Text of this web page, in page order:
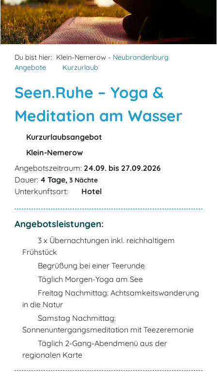
Du bist hier: Klein-Nemerow - Neubrandenburg
Angebote
Kurzurlaub
Seen.Ruhe – Yoga &
Meditation am Wasser
Kurzurlaubsangebot
Klein-Nemerow
Angebotszeitraum: 24.09. bis 27.09.2026
Dauer: 4 Tage, 3 Nächte
Unterkunftsart: Hotel
Angebotsleistungen:
3 x Übernachtungen inkl. reichhaltigem
Frühstück
Begrüßung bei einer Teerunde
Täglich Morgen-Yoga am See
Freitag Nachmittag: Achtsamkeitswanderung
in die Natur
Samstag Nachmittag:
Sonnenuntergangsmeditation mit Teezeremonie
Täglich 2-Gang-Abendmenü aus der
regionalen Karte